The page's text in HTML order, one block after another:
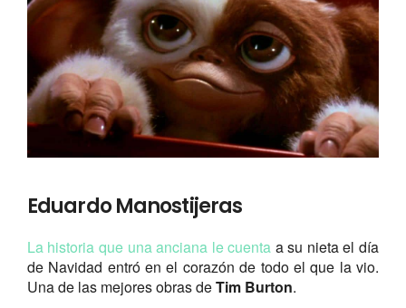
Eduardo Manostijeras
La historia que una anciana le cuenta a su nieta el día
de Navidad entró en el corazón de todo el que la vio.
Una de las mejores obras deTim Burton.